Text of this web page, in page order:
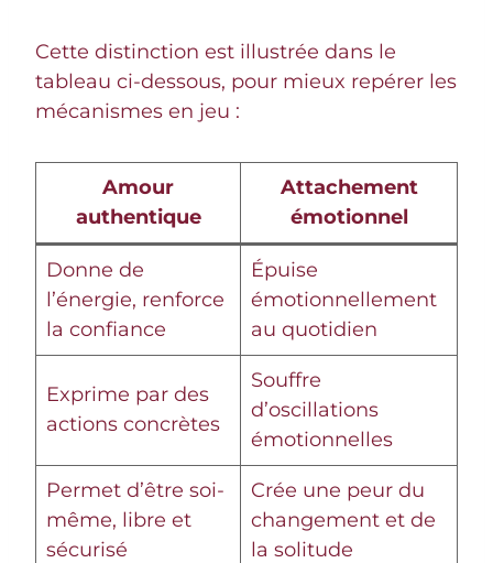
Cette distinction est illustrée dans le
tableau ci-dessous, pour mieux repérer les
mécanismes en jeu :
Amour
authentique
Attachement
émotionnel
Donne de
l’énergie, renforce
la confiance
Épuise
émotionnellement
au quotidien
Exprime par des
actions concrètes
Souffre
d’oscillations
émotionnelles
Permet d’être soi-
même, libre et
sécurisé
Crée une peur du
changement et de
la solitude